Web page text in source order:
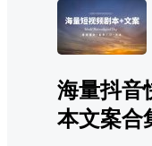
海量抖音
本文案合